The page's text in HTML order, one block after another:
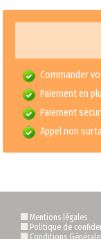
Commander
Paiement en
Paiement
Appel non
Mentions légales
Politique de
Conditions